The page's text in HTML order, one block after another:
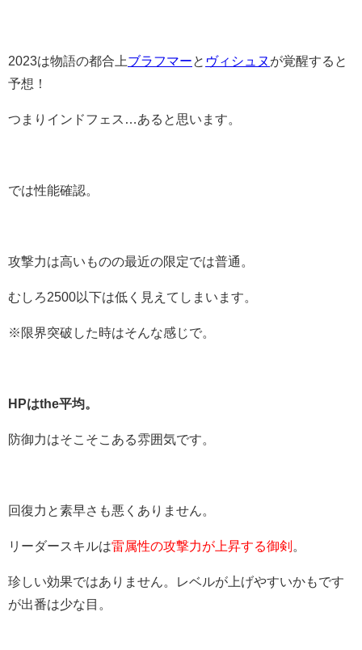
2023は物語の都合上ブラフマー と ヴィシュヌ が覚醒すると
予想！
つまりインドフェス…あると思います。
では性能確認。
攻撃力は高いものの最近の限定では普通。
むしろ2500以下は低く見えてしまいます。
※限界突破した時はそんな感じで。
HPはthe平均。
防御力はそこそこある雰囲気です。
回復力と素早さも悪くありません。
リーダースキルは雷属性の攻撃力が上昇する御剣
珍しい効果ではありません。レベルが上げやすいかもです
が出番は少な目。